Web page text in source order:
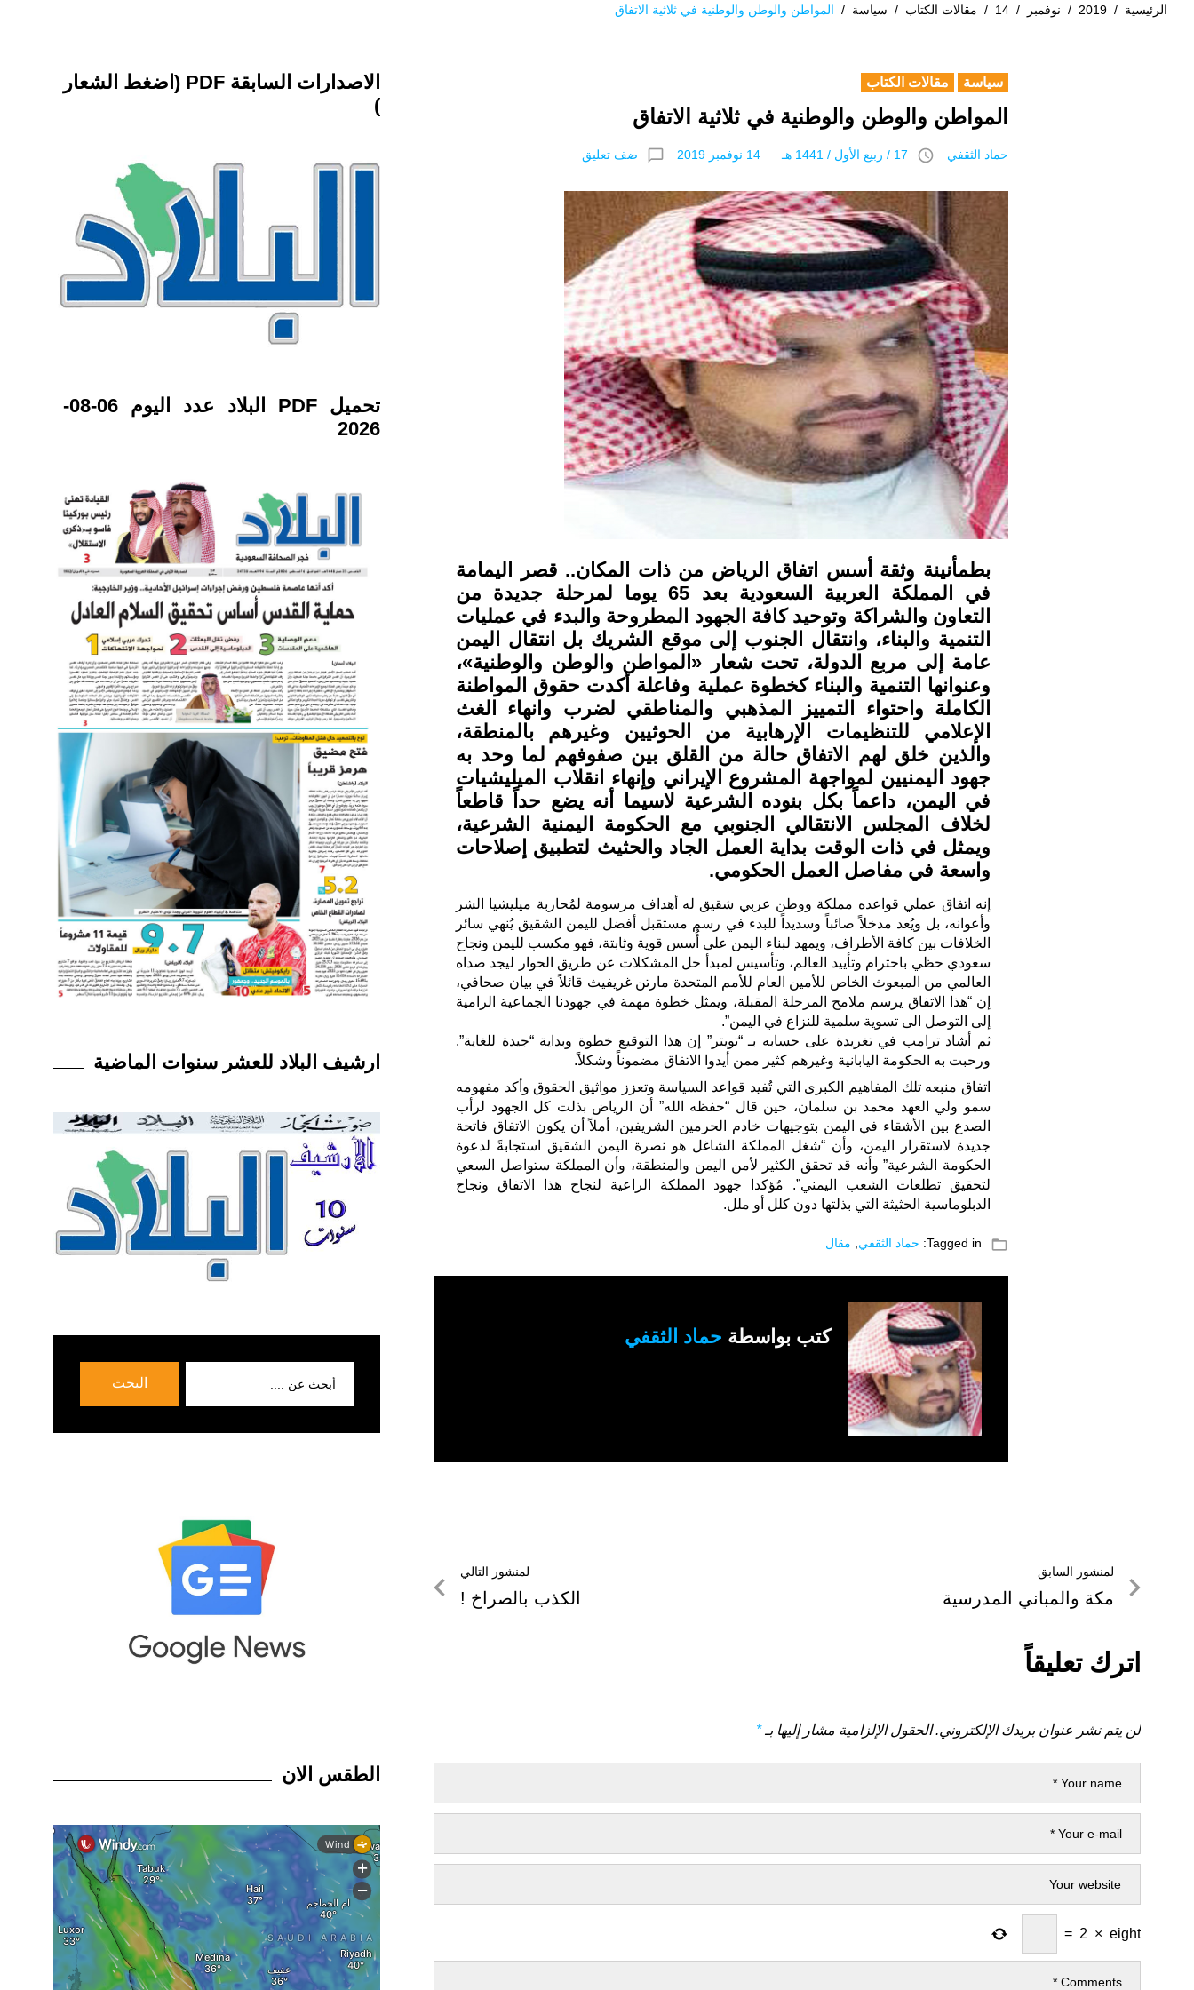
الرئيسية /
2019
/ نوفمبر /
14
/ مقالات الكتاب / سياسة / المواطن والوطن والوطنية في ثلاثية الاتفاق
سياسة مقالات الكتاب
المواطن والوطن والوطنية في ثلاثية الاتفاق
حماد الثقفي access_time 17 / ربيع اﻷول / 1441 هـ 14 نوفمبر 2019 chat_bubble_outline ضف تعليق
بطمأنينة وثقة أسس اتفاق الرياض من ذات المكان.. قصر اليمامة
في المملكة العربية السعودية بعد 65 يوما لمرحلة جديدة من
التعاون والشراكة وتوحيد كافة الجهود المطروحة والبدء في عمليات
التنمية والبناء، وانتقال الجنوب إلى موقع الشريك بل انتقال اليمن
عامة إلى مربع الدولة، تحت شعار «المواطن والوطن والوطنية»،
وعنوانها التنمية والبناء كخطوة عملية وفاعلة أكدت حقوق المواطنة
الكاملة واحتواء التمييز المذهبي والمناطقي لضرب وانهاء الغث
الإعلامي للتنظيمات الإرهابية من الحوثيين وغيرهم بالمنطقة،
والذين خلق لهم الاتفاق حالة من القلق بين صفوفهم لما وحد به
جهود اليمنيين لمواجهة المشروع الإيراني وإنهاء انقلاب الميليشيات
في اليمن، داعماً بكل بنوده الشرعية لاسيما أنه يضع حداً قاطعاً
لخلاف المجلس الانتقالي الجنوبي مع الحكومة اليمنية الشرعية،
ويمثل في ذات الوقت بداية العمل الجاد والحثيث لتطبيق إصلاحات
واسعة في مفاصل العمل الحكومي.
إنه اتفاق عملي قواعده مملكة ووطن عربي شقيق له أهداف مرسومة لمُحاربة ميليشيا الشر
وأعوانه، بل ويُعد مدخلاً صائباً وسديداً للبدء في رسم مستقبل أفضل لليمن الشقيق يُنهي سائر
الخلافات بين كافة الأطراف، ويمهد لبناء اليمن على أُسس قوية وثابتة، فهو مكسب لليمن ونجاح
سعودي حظي باحترام وتأييد العالم، وتأسيس لمبدأ حل المشكلات عن طريق الحوار ليجد صداه
العالمي من المبعوث الخاص للأمين العام للأمم المتحدة مارتن غريفيث قائلاً في بيان صحافي،
إن “هذا الاتفاق يرسم ملامح المرحلة المقبلة، ويمثل خطوة مهمة في جهودنا الجماعية الرامية
إلى التوصل الى تسوية سلمية للنزاع في اليمن”.
ثم أشاد ترامب في تغريدة على حسابه بـ “تويتر” إن هذا التوقيع خطوة وبداية “جيدة للغاية”.
ورحبت به الحكومة اليابانية وغيرهم كثير ممن أيدوا الاتفاق مضموناً وشكلاً.
اتفاق منبعه تلك المفاهيم الكبرى التي تُفيد قواعد السياسة وتعزز مواثيق الحقوق وأكد مفهومه
سمو ولي العهد محمد بن سلمان، حين قال “حفظه الله” أن الرياض بذلت كل الجهود لرأب
الصدع بين الأشقاء في اليمن بتوجيهات خادم الحرمين الشريفين، أملاً أن يكون الاتفاق فاتحة
جديدة لاستقرار اليمن، وأن “شغل المملكة الشاغل هو نصرة اليمن الشقيق استجابةً لدعوة
الحكومة الشرعية” وأنه قد تحقق الكثير لأمن اليمن والمنطقة، وأن المملكة ستواصل السعي
لتحقيق تطلعات الشعب اليمني”. مُؤكدا جهود المملكة الراعية لنجاح هذا الاتفاق ونجاح
الدبلوماسية الحثيثة التي بذلتها دون كلل أو ملل.
folder_open
Tagged in: حماد الثقفي, مقال
كتب بواسطة حماد الثقفي
تصفّح
المقالات
لمنشور السابق
لمنشور
مكة والمباني المدرسية
لمنشور التالي
لمنشور
الكذب بالصراخ !
اترك تعليقاً
لن يتم نشر عنوان بريدك الإلكتروني. الحقول الإلزامية مشار إليها بـ*
eight
×
2
=
الاصدارات السابقة PDF (اضغط الشعار
)
تحميل PDF البلاد عدد اليوم 06-08-
2026
ارشيف البلاد للعشر سنوات الماضية
البحث
الطقس الان